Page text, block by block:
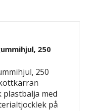
250
250
med
på